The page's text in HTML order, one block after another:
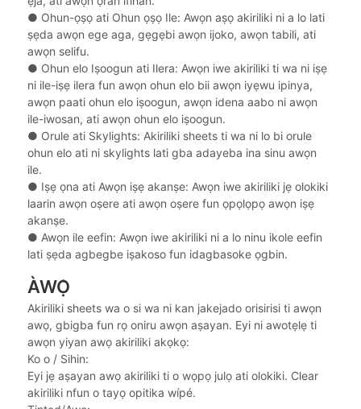
● Ohun-ọṣọ ati Ohun ọṣọ Ile: Awọn aṣọ akiriliki ni a lo lati
ṣẹda awọn ege aga, gẹgẹbi awọn ijoko, awọn tabili, ati
awọn selifu.
● Ohun elo Iṣoogun ati Ilera: Awọn iwe akiriliki ti wa ni iṣẹ
ni ile-iṣẹ ilera fun awọn ohun elo bii awọn iyẹwu ipinya,
awọn paati ohun elo iṣoogun, awọn idena aabo ni awọn
ile-iwosan, ati awọn ohun elo iṣoogun.
● Orule ati Skylights: Akiriliki sheets ti wa ni lo bi orule
ohun elo ati ni skylights lati gba adayeba ina sinu awọn
ile.
● Iṣẹ ọna ati Awọn iṣẹ akanṣe: Awọn iwe akiriliki jẹ olokiki
laarin awọn oṣere ati awọn oṣere fun ọpọlọpọ awọn iṣẹ
akanṣe.
● Awọn ile eefin: Awọn iwe akiriliki ni a lo ninu ikole eefin
lati ṣẹda agbegbe iṣakoso fun idagbasoke ọgbin.
ÀWỌ̀
Akiriliki sheets wa o si wa ni kan jakejado orisirisi ti awọn
awọ, gbigba fun rọ oniru awọn aṣayan. Eyi ni awotẹlẹ ti
awọn yiyan awọ akiriliki akọkọ:
Ko o / Sihin:
Eyi jẹ aṣayan awọ akiriliki ti o wọpọ julọ ati olokiki. Clear
akiriliki nfun o tayọ opitika wípé.